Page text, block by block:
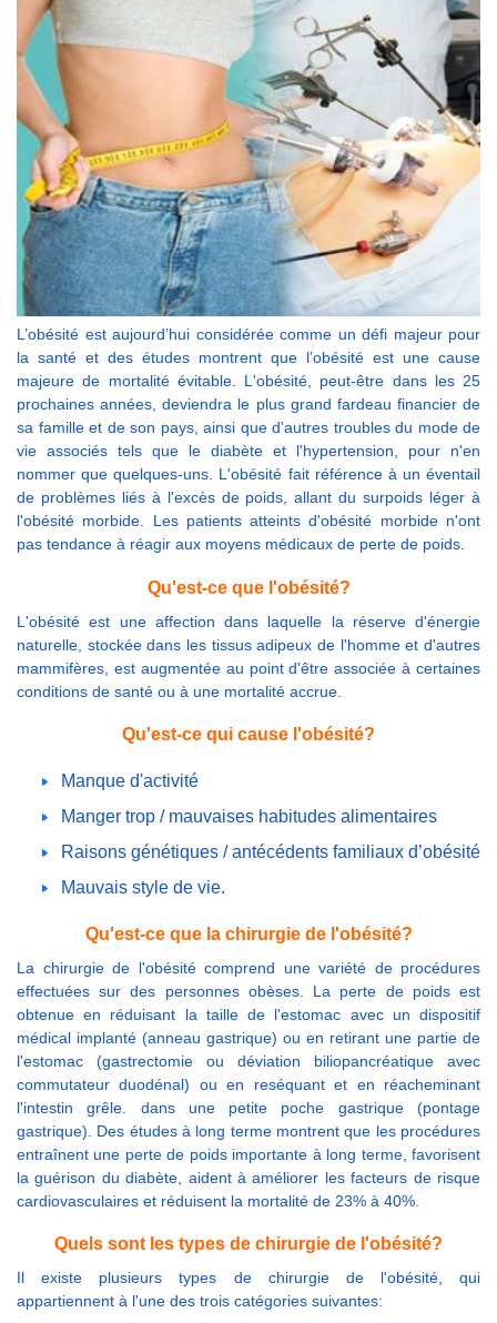
L’obésité est aujourd’hui considérée comme un défi majeur pour
la santé et des études montrent que l’obésité est une cause
majeure de mortalité évitable. L'obésité, peut-être dans les 25
prochaines années, deviendra le plus grand fardeau financier de
sa famille et de son pays, ainsi que d'autres troubles du mode de
vie associés tels que le diabète et l'hypertension, pour n'en
nommer que quelques-uns. L'obésité fait référence à un éventail
de problèmes liés à l'excès de poids, allant du surpoids léger à
l'obésité morbide. Les patients atteints d'obésité morbide n'ont
pas tendance à réagir aux moyens médicaux de perte de poids.
Qu'est-ce que l'obésité?
L'obésité est une affection dans laquelle la réserve d'énergie
naturelle, stockée dans les tissus adipeux de l'homme et d'autres
mammifères, est augmentée au point d'être associée à certaines
conditions de santé ou à une mortalité accrue.
Qu'est-ce qui cause l'obésité?
Manque d'activité
Manger trop / mauvaises habitudes alimentaires
Raisons génétiques / antécédents familiaux d’obésité
Mauvais style de vie.
Qu'est-ce que la chirurgie de l'obésité?
La chirurgie de l'obésité comprend une variété de procédures
effectuées sur des personnes obèses. La perte de poids est
obtenue en réduisant la taille de l'estomac avec un dispositif
médical implanté (anneau gastrique) ou en retirant une partie de
l'estomac (gastrectomie ou déviation biliopancréatique avec
commutateur duodénal) ou en reséquant et en réacheminant
l'intestin grêle. dans une petite poche gastrique (pontage
gastrique). Des études à long terme montrent que les procédures
entraînent une perte de poids importante à long terme, favorisent
la guérison du diabète, aident à améliorer les facteurs de risque
cardiovasculaires et réduisent la mortalité de 23% à 40%.
Quels sont les types de chirurgie de l'obésité?
Il existe plusieurs types de chirurgie de l'obésité, qui
appartiennent à l'une des trois catégories suivantes: